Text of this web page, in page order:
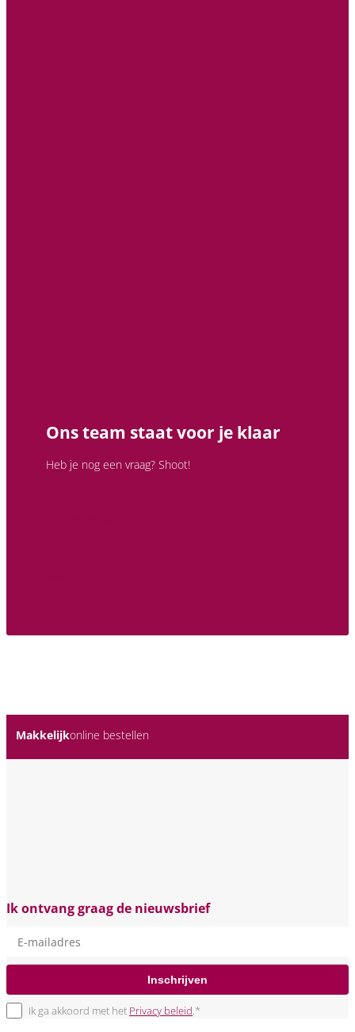
Ons team staat voor je klaar
Heb je nog een vraag? Shoot!
Makkelijkonline bestellen
Ik ontvang graag de nieuwsbrief
Inschrijven
Ik ga akkoord met het Privacy beleid.*